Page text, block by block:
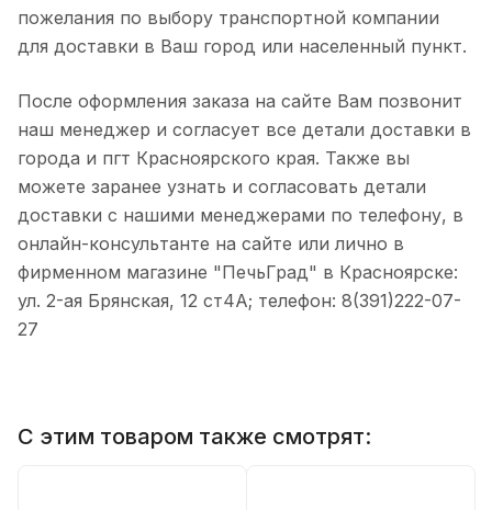
пожелания по выбору транспортной компании
для доставки в Ваш город или населенный пункт.
После оформления заказа на сайте Вам позвонит
наш менеджер и согласует все детали доставки в
города и пгт Красноярского края. Также вы
можете заранее узнать и согласовать детали
доставки с нашими менеджерами по телефону, в
онлайн-консультанте на сайте или лично в
фирменном магазине "ПечьГрад" в Красноярске:
ул. 2-ая Брянская, 12 ст4А; телефон: 8(391)222-07-
27
С этим товаром также смотрят: